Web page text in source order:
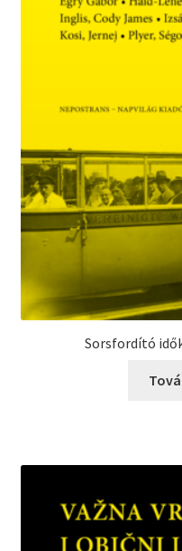
Sorsfordító